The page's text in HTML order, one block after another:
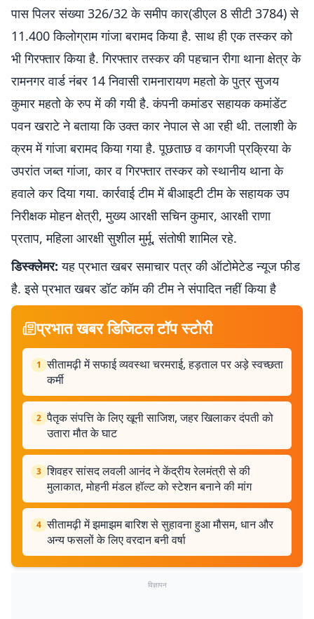
पास पिलर संख्या 326/32 के समीप कार(डीएल 8 सीटी 3784) से
11.400 किलोग्राम गांजा बरामद किया है. साथ ही एक तस्कर को
भी गिरफ्तार किया है. गिरफ्तार तस्कर की पहचान रीगा थाना क्षेत्र के
रामनगर वार्ड नंबर 14 निवासी रामनारायण महतो के पुत्र सुजय
कुमार महतो के रुप में की गयी है. कंपनी कमांडर सहायक कमांडेंट
पवन खराटे ने बताया कि उक्त कार नेपाल से आ रही थी. तलाशी के
क्रम में गांजा बरामद किया गया है. पूछताछ व कागजी प्रक्रिया के
उपरांत जब्त गांजा, कार व गिरफ्तार तस्कर को स्थानीय थाना के
हवाले कर दिया गया. कार्रवाई टीम में बीआइटी टीम के सहायक उप
निरीक्षक मोहन क्षेत्री, मुख्य आरक्षी सचिन कुमार, आरक्षी राणा
प्रताप, महिला आरक्षी सुशील मुर्मू, संतोषी शामिल रहे.
डिस्क्लेमर: यह प्रभात खबर समाचार पत्र की ऑटोमेटेड न्यूज फीड
है. इसे प्रभात खबर डॉट कॉम की टीम ने संपादित नहीं किया है
प्रभात खबर डिजिटल टॉप स्टोरी
1 सीतामढ़ी में सफाई व्यवस्था चरमराई, हड़ताल पर अड़े स्वच्छता
कर्मी
2 पैतृक संपत्ति के लिए खूनी साजिश, जहर खिलाकर दंपती को
उतारा मौत के घाट
3 शिवहर सांसद लवली आनंद ने केंद्रीय रेलमंत्री से की
मुलाकात, मोहनी मंडल हॉल्ट को स्टेशन बनाने की मांग
4 सीतामढ़ी में झमाझम बारिश से सुहावना हुआ मौसम, धान और
अन्य फसलों के लिए वरदान बनी वर्षा
विज्ञापन